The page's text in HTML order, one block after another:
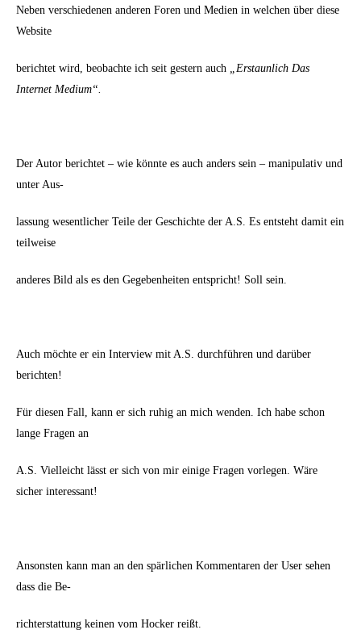
Neben verschiedenen anderen Foren und Medien in welchen über diese
Website
berichtet wird, beobachte ich seit gestern auch „Erstaunlich Das
Internet Medium“.
Der Autor berichtet – wie könnte es auch anders sein – manipulativ und
unter Aus-
lassung wesentlicher Teile der Geschichte der A.S. Es entsteht damit ein
teilweise
anderes Bild als es den Gegebenheiten entspricht! Soll sein.
Auch möchte er ein Interview mit A.S. durchführen und darüber
berichten!
Für diesen Fall, kann er sich ruhig an mich wenden. Ich habe schon
lange Fragen an
A.S. Vielleicht lässt er sich von mir einige Fragen vorlegen. Wäre
sicher interessant!
Ansonsten kann man an den spärlichen Kommentaren der User sehen
dass die Be-
richterstattung keinen vom Hocker reißt.